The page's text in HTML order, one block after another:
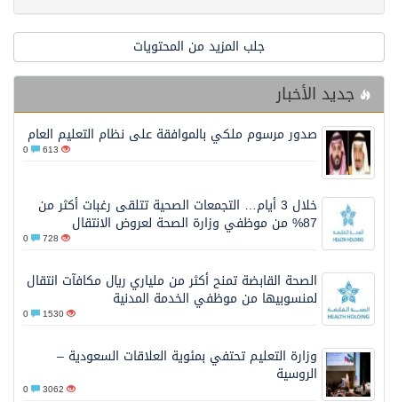
جلب المزيد من المحتويات
جديد الأخبار
صدور مرسوم ملكي بالموافقة على نظام التعليم العام
613
خلال 3 أيام… التجمعات الصحية تتلقى رغبات أكثر من
87% من موظفي وزارة الصحة لعروض الانتقال
728
الصحة القابضة تمنح أكثر من ملياري ريال مكافآت انتقال
لمنسوبيها من موظفي الخدمة المدنية
1530
وزارة التعليم تحتفي بمئوية العلاقات السعودية –
الروسية
3062